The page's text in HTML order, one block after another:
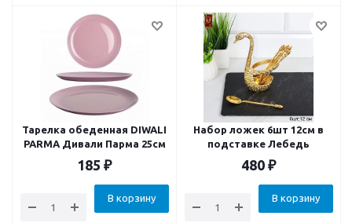
Тарелка обеденная DIWALI
PARMA Дивали Парма 25см
185 ₽
В корзину
Набор ложек 6шт 12см в
подставке Лебедь
480 ₽
В корзину